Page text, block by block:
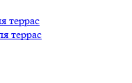
террас
террас